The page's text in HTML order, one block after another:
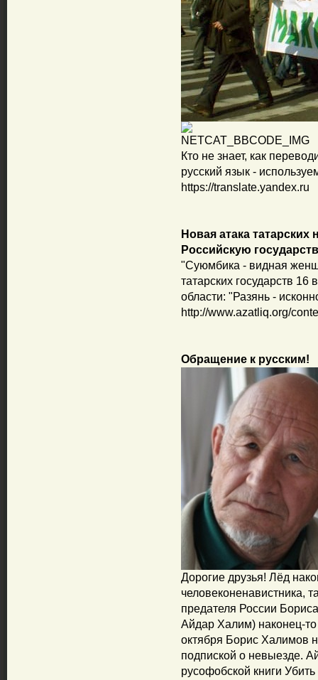
Кто не знает, как
русский язык -
https://translate.yandex.ru
Новая атака
Российскую
"Суюмбика - видная
татарских государств
области: "Разянь -
http://www.azatliq.org/
Обращение к русским!
Дорогие друзья! Лёд
человеконенавистника,
предателя России
Айдар Халим) наконец-
октября Борис Халимов
подпиской о невыезде.
русофобской книги